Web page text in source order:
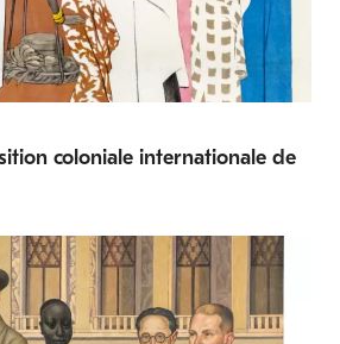
coloniale internationale de